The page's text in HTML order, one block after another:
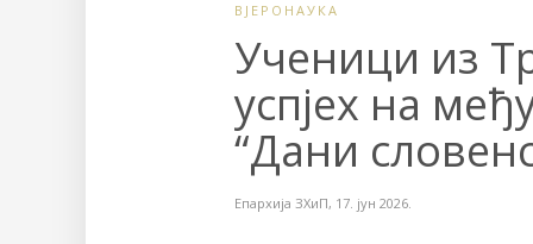
ВЈЕРОНАУКА
Ученици из
успјех на
“Дани
Епархија ЗХиП, 17. јун 2026.